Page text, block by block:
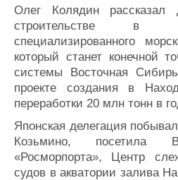
Олег Колядин рассказал
строительстве в
специализированного
который станет конечной
системы Восточная
проекте создания в
переработки 20 млн тонн в
Японская делегация
Козьмино, посетила
«Росморпорта», Центр
судов в акватории залива